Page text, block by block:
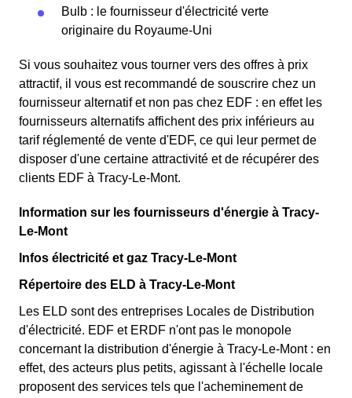
Bulb : le fournisseur d'électricité verte
originaire du Royaume-Uni
Si vous souhaitez vous tourner vers des offres à prix
attractif, il vous est recommandé de souscrire chez un
fournisseur alternatif et non pas chez EDF : en effet les
fournisseurs alternatifs affichent des prix inférieurs au
tarif réglementé de vente d'EDF, ce qui leur permet de
disposer d'une certaine attractivité et de récupérer des
clients EDF à Tracy-Le-Mont.
Information sur les fournisseurs d'énergie à Tracy-
Le-Mont
Infos électricité et gaz Tracy-Le-Mont
Répertoire des ELD à Tracy-Le-Mont
Les ELD sont des entreprises Locales de Distribution
d'électricité. EDF et ERDF n'ont pas le monopole
concernant la distribution d'énergie à Tracy-Le-Mont : en
effet, des acteurs plus petits, agissant à l'échelle locale
proposent des services tels que l'acheminement de